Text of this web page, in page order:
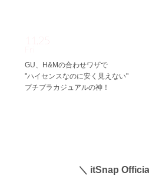
11.25
Fri
GU、H&Mの合わせワザで
"ハイセンスなのに安く見えない"
プチプラカジュアルの神！
＼ itSnap